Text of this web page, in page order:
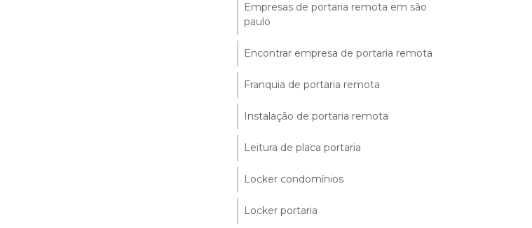
Empresas de portaria remota em são
paulo
Encontrar empresa de portaria remota
Franquia de portaria remota
Instalação de portaria remota
Leitura de placa portaria
Locker condomínios
Locker portaria